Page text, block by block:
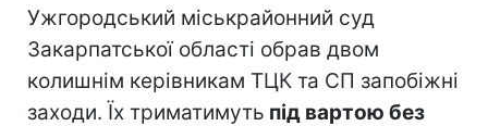
Ужгородський міськрайонний суд
Закарпатської області обрав двом
колишнім керівникам ТЦК та СП запобіжні
заходи. Їх триматимуть під вартою без